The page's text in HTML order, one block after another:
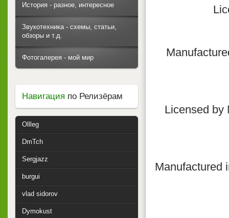
Licensed by
Manufactured
История - разное, интересное
Звукотехника - схемы, статьи,
обзоры и т.д.
Фотогалерея - мой мир
Навигация по Релизёрам
Ollleg
DmTch
Sergjazz
burgui
vlad sidorov
Dymokust